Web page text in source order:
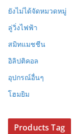
ยังไม่ได้จัดหมวดหมู่
ลู่วิ่งไฟฟ้า
สมิทแมชชีน
อิลิปติคอล
อุปกรณ์อื่นๆ
โฮมยิม
Products Tag